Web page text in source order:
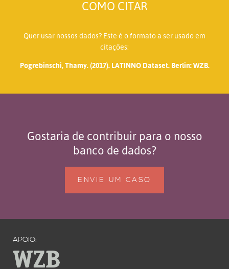
COMO CITAR
Quer usar nossos dados? Este é o formato a ser usado em
citações:
Pogrebinschi, Thamy. (2017). LATINNO Dataset. Berlin: WZB.
Gostaria de contribuir para o nosso
banco de dados?
ENVIE UM CASO
APOIO: